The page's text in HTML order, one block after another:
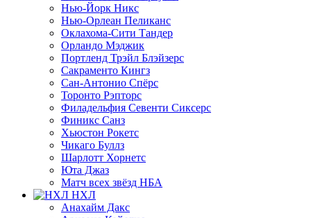
Нью-Йорк Никс
Нью-Орлеан Пеликанс
Оклахома-Сити Тандер
Орландо Мэджик
Портленд Трэйл Блэйзерс
Сакраменто Кингз
Сан-Антонио Спёрс
Торонто Рэпторс
Филадельфия Севенти Сиксерс
Финикс Санз
Хьюстон Рокетс
Чикаго Буллз
Шарлотт Хорнетс
Юта Джаз
Матч всех звёзд НБА
НХЛ
Анахайм Дакс